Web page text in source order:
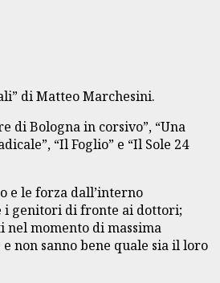
di Matteo Marchesini.
di Bologna in corsivo”, “Una
“Il Foglio” e “Il Sole 24
e le forza dall’interno
i genitori di fronte ai dottori;
nel momento di massima
non sanno bene quale sia il loro